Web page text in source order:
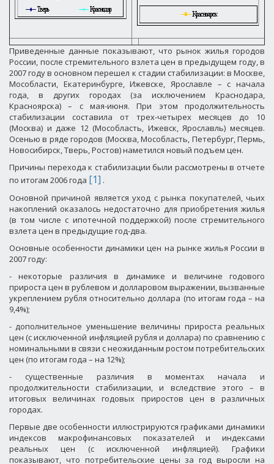
Приведенные данные показывают, что рынок жилья городов
России, после стремительного взлета цен в предыдущем году, в
2007 году в основном перешел к стадии стабилизации: в Москве,
Мособласти, Екатеринбурге, Ижевске, Ярославле – с начала
года, в других городах (за исключением Краснодара,
Красноярска) – с мая-июня. При этом продолжительность
стабилизации составила от трех-четырех месяцев до 10
(Москва) и даже 12 (Мособласть, Ижевск, Ярославль) месяцев.
Осенью в ряде городов (Москва, Мособласть, Петербург, Пермь,
Новосибирск, Тверь, Ростов) наметился новый подъем цен.
Причины перехода к стабилизации были рассмотрены в отчете
по итогам 2006 года [1] .
Основной причиной является уход с рынка покупателей, чьих
накоплений оказалось недостаточно для приобретения жилья
(в том числе с ипотечной поддержкой) после стремительного
взлета цен в предыдущие год-два.
Основные особенности динамики цен на рынке жилья России в
2007 году:
- некоторые различия в динамике и величине годового
прироста цен в рублевом и долларовом выражении, вызванные
укреплением рубля относительно доллара (по итогам года – на
9,4%);
- дополнительное уменьшение величины прироста реальных
цен (с исключенной инфляцией рубля и доллара) по сравнению с
номинальными в связи с неожиданным ростом потребительских
цен (по итогам года – на 12%);
- существенные различия в моментах начала и
продолжительности стабилизации, и вследствие этого – в
итоговых величинах годовых приростов цен в различных
городах.
Первые две особенности иллюстрируются графиками динамики
индексов макрофинансовых показателей и индексами
реальных цен (с исключенной инфляцией). Графики
показывают, что потребительские цены за год выросли на